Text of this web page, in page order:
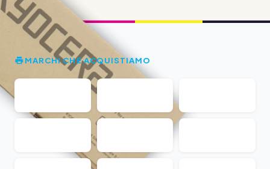
MARCHI CHE ACQUISTIAMO